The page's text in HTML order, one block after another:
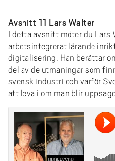
Avsnitt 11 Lars Walter
I detta avsnitt möter du Lars
arbetsintegrerat lärande
digitalisering. Han berättar
del av de utmaningar som
svensk industri och varför
att leva i om man blir